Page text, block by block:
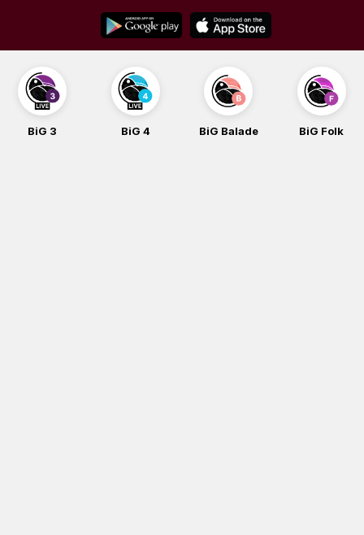
content
BiG 3 BiG 4 BiG Balade BiG Folk